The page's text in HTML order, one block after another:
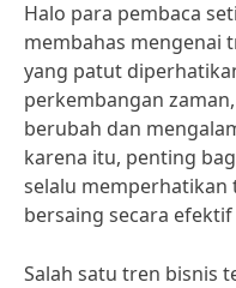
Halo para pembaca
membahas mengenai
yang patut
perkembangan
berubah dan
karena itu, penting
selalu
bersaing secara efektif
Salah satu tren bisnis